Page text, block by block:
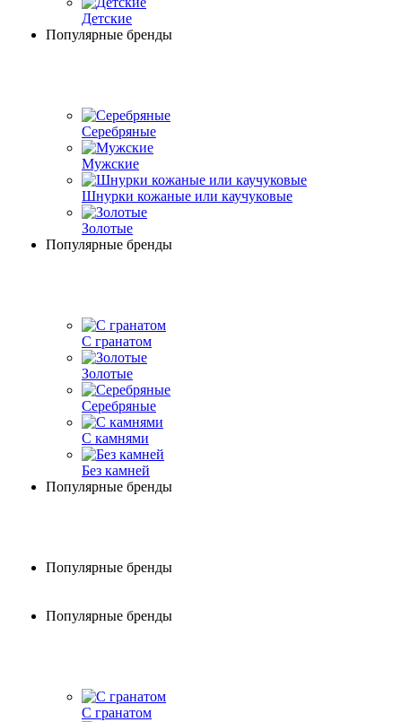
Детские
Популярные бренды
Серебряные
Мужские
Шнурки кожаные или каучуковые
Золотые
Популярные бренды
С гранатом
Золотые
Серебряные
С камнями
Без камней
Популярные бренды
Популярные бренды
Популярные бренды
С гранатом